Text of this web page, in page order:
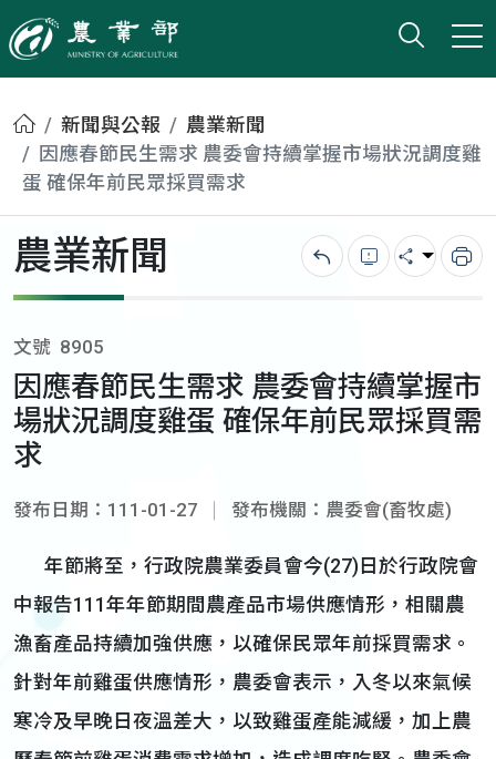
農業部
打開
小版
首頁新聞與公報
農業新聞
因應春節民生需求 農委會持續掌握市場狀況調度雞
蛋 確保年前民眾採買需求
農業新聞 回上一頁錯誤回報
分享 列
文號 8905
因應春節民生需求 農委會持續掌握市
場狀況調度雞蛋 確保年前民眾採買需
求
發布日期：111-01-27 發布機關：農委會(畜牧處)
年節將至，行政院農業委員會今(27)日於行政院會
中報告111年年節期間農產品市場供應情形，相關農
漁畜產品持續加強供應，以確保民眾年前採買需求。
針對年前雞蛋供應情形，農委會表示，入冬以來氣候
寒冷及早晚日夜溫差大，以致雞蛋產能減緩，加上農